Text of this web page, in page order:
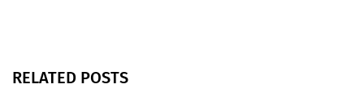
RELATED POSTS